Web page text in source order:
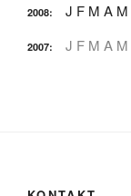
2008: J F M A M
2007: J F M A M